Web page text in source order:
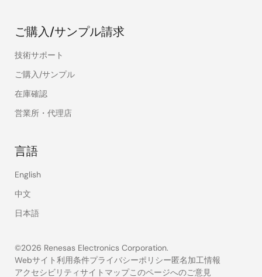
ご購入/サンプル請求
技術サポート
ご購入/サンプル
在庫確認
営業所・代理店
言語
English
中文
日本語
©2026 Renesas Electronics Corporation.
Webサイト利用条件プライバシーポリシー匿名加工情報
アクセシビリティサイトマップこのページへのご意見